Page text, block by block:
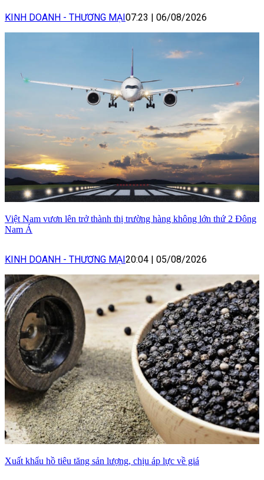
KINH DOANH - THƯƠNG MẠI 07:23 06/08/2026
Việt Nam vươn lên trở thành thị trường hàng không lớn thứ 2 Đông
Nam Á
KINH DOANH - THƯƠNG MẠI 20:04 05/08/2026
Xuất khẩu hồ tiêu tăng sản lượng, chịu áp lực về giá